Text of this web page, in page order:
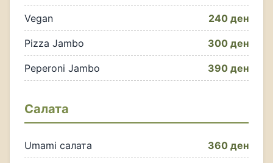
Vegan 240 ден
Pizza Jambo 300 ден
Peperoni Jambo 390 ден
Салата
Umami салата 360 ден